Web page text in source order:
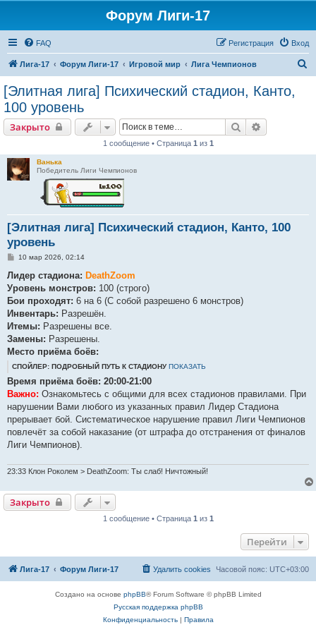
Форум Лиги-17
FAQ Вход
Регистрация
Лига-17 Форум Лиги-17 Игровой мир Лига Чемпионов
[Элитная лига] Психический стадион, Канто,
100 уровень
Закрыто Поиск
1 сообщение • Страница 1 из 1
Ванька
Победитель Лиги Чемпионов
[Элитная лига] Психический стадион, Канто, 100
уровень
С
о
б
щ
е
и
е
10 мар 2026, 02:14
Лидер стадиона: DeathZoom
Уровень монстров: 100 (строго)
Бои проходят: 6 на 6 (С собой разрешено 6 монстров)
Инвентарь: Разрешён.
Итемы: Разрешены все.
Замены: Разрешены.
Место приёма боёв:
СПОЙЛЕР: ПОДРОБНЫЙ ПУТЬ К СТАДИОНУ ПОКАЗАТЬ
Время приёма боёв: 20:00-21:00
Важно: Ознакомьтесь с общими для всех стадионов правилами. При
нарушении Вами любого из указанных правил Лидер Стадиона
прерывает бой. Систематическое нарушение правил Лиги Чемпионов
повлечёт за собой наказание (от штрафа до отстранения от финалов
Лиги Чемпионов).
23:33 Клон Роколем > DeathZoom: Ты слаб! Ничтожный!
Закрыто
1 сообщение • Страница 1 из 1
Перейти
Лига-17 Форум Лиги-17 Часовой пояс: UTC+03:00
Удалить cookies
Создано на основе phpBB® Forum Software © phpBB Limited
Русская поддержка phpBB
Конфиденциальность| Правила